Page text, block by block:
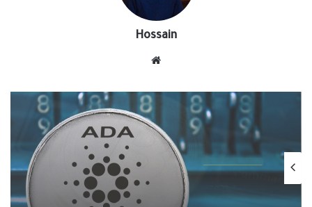
Hossain
تقارير - يومي
سعر الكاردانو اليوم يسجل أقصى ارتفاع